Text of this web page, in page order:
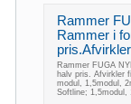
Rammer
Rammer i
Rammer FUGA
halv pris. Afvirkler
modul, 1,5modul,
Softline; 1,5modul,